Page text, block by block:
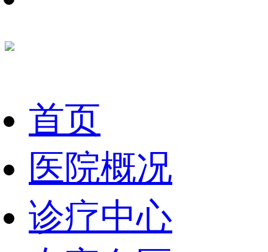
首页
医院概况
诊疗中心